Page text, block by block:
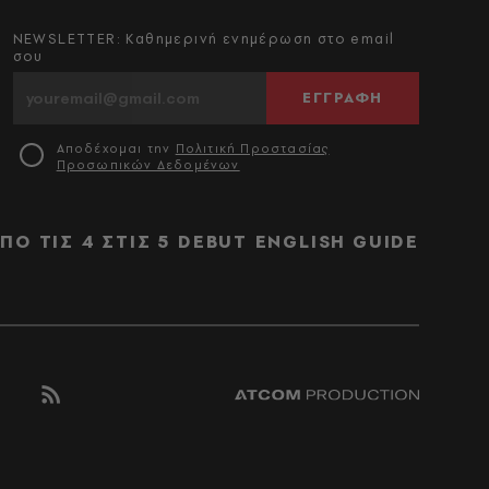
NEWSLETTER: Καθημερινή ενημέρωση στο email
σου
ΕΓΓΡΑΦΗ
Αποδέχομαι την Πολιτική Προστασίας
Προσωπικών Δεδομένων
ΤΙΣ 4 ΣΤΙΣ 5 DEBUT ENGLISH GUIDE